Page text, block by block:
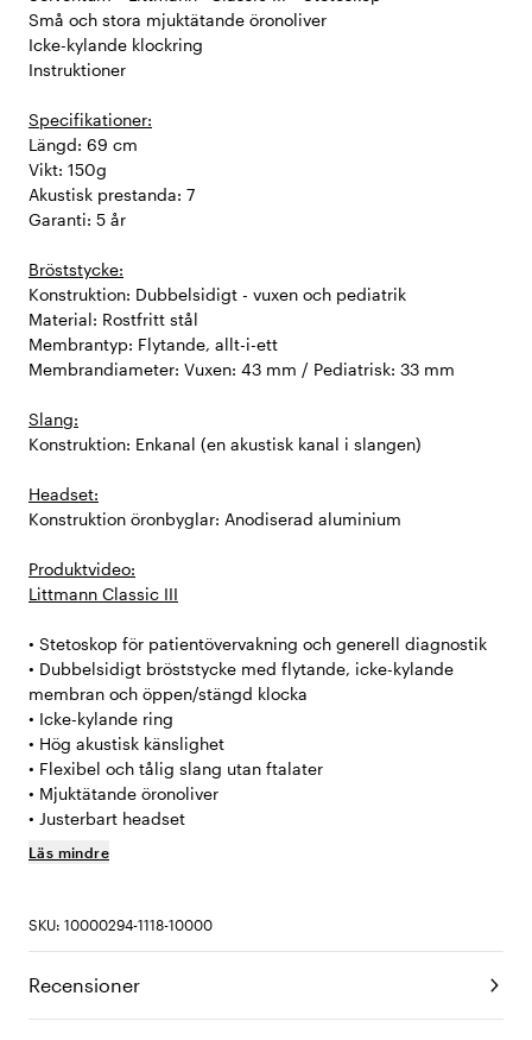
Små och stora mjuktätande öronoliver
Icke-kylande klockring
Instruktioner
Specifikationer:
Längd: 69 cm
Vikt: 150g
Akustisk prestanda: 7
Garanti: 5 år
Bröststycke:
Konstruktion: Dubbelsidigt - vuxen och pediatrik
Material: Rostfritt stål
Membrantyp: Flytande, allt-i-ett
Membrandiameter: Vuxen: 43 mm / Pediatrisk: 33 mm
Slang:
Konstruktion: Enkanal (en akustisk kanal i slangen)
Headset:
Konstruktion öronbyglar: Anodiserad aluminium
Produktvideo:
Littmann Classic III
• Stetoskop för patientövervakning och generell diagnostik
• Dubbelsidigt bröststycke med flytande, icke-kylande
membran och öppen/stängd klocka
• Icke-kylande ring
• Hög akustisk känslighet
• Flexibel och tålig slang utan ftalater
• Mjuktätande öronoliver
• Justerbart headset
Läs mindre
SKU: 10000294-1118-10000
Recensioner